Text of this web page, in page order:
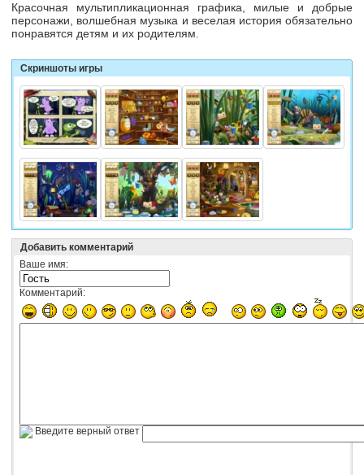
Красочная мультипликационная графика, милые и добрые
персонажи, волшебная музыка и веселая история обязательно
понравятся детям и их родителям.
Скриншоты игры
Добавить комментарий
Ваше имя:
Комментарий:
Введите верный ответ